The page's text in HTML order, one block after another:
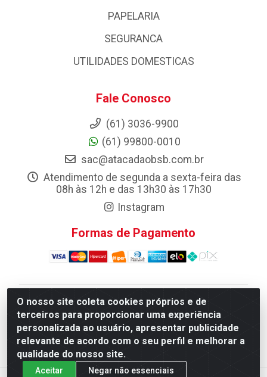
O nosso site coleta cookies próprios e de
terceiros para proporcionar uma experiência
personalizada ao usuário, apresentar publicidade
relevante de acordo com o seu perfil e melhorar a
qualidade do nosso site.
Aceitar Negar não essenciais
PAPELARIA
SEGURANCA
UTILIDADES DOMESTICAS
Fale Conosco
(61) 3036-9900
(61) 99800-0010
sac@atacadaobsb.com.br
Atendimento de segunda a sexta-feira das
08h às 12h e das 13h30 às 17h30
Instagram
Formas de Pagamento
Atacadao da Limpeza F. Pereira Queiroz Comercio e
Distribuicao LTDA - Quadra Qi 10 Lotes 39 e, 41 - Setor
Industrial (Taguatinga), Brasília/DF - CEP 72.135-100 -
CNPJ 13.184.675/0001-80